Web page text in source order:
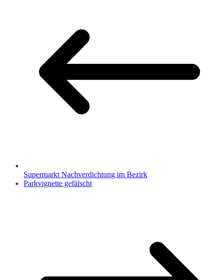
Supermarkt Nachverdichtung im Bezirk
Parkvignette gefälscht